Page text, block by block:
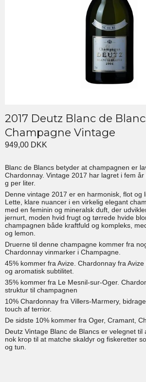
2017 Deutz Blanc de
Champagne Vintage
949,00 DKK
Blanc de Blancs betyder at champagnen er
Chardonnay. Vintage 2017 har lagret i fem
g per liter.
Denne vintage 2017 er en harmonisk, flot og
Lette, klare nuancer i en virkelig elegant
med en feminin og mineralsk duft, der
jernurt, moden hvid frugt og tørrede hvide
champagnen både kraftfuld og kompleks,
og lemon.
Druerne til denne champagne kommer fra
Chardonnay vinmarker i Champagne.
45% kommer fra Avize. Chardonnay fra
og aromatisk subtilitet.
35% kommer fra Le Mesnil-sur-Oger.
struktur til champagnen
10% Chardonnay fra Villers-Marmery,
touch af terrior.
De sidste 10% kommer fra Oger, Cramant,
Deutz Vintage Blanc de Blancs er velegnet til
nok krop til at matche skaldyr og fiskeretter
og tun.